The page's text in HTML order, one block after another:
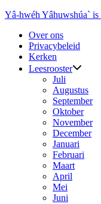
Ga
inhoud
Yâ-hwéh Yâhuwshúa`
Over ons
Privacybeleid
Kerken
Leesrooster
Juli
Augustus
September
Oktober
November
December
Januari
Februari
Maart
April
Mei
Juni